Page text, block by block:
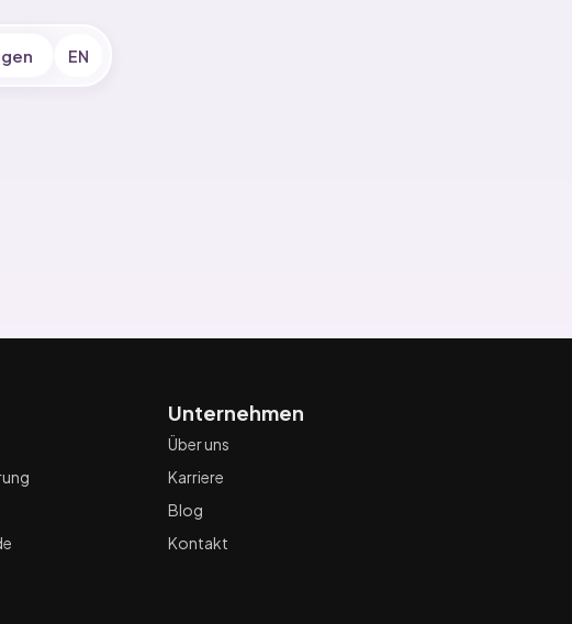
EN
Unternehmen
Über uns
Karriere
Blog
Kontakt